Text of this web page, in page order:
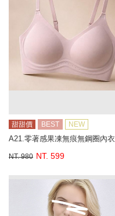
甜甜價 BEST NEW
A21.零著感果凍無痕無鋼圈內衣
NT. 980 NT. 599